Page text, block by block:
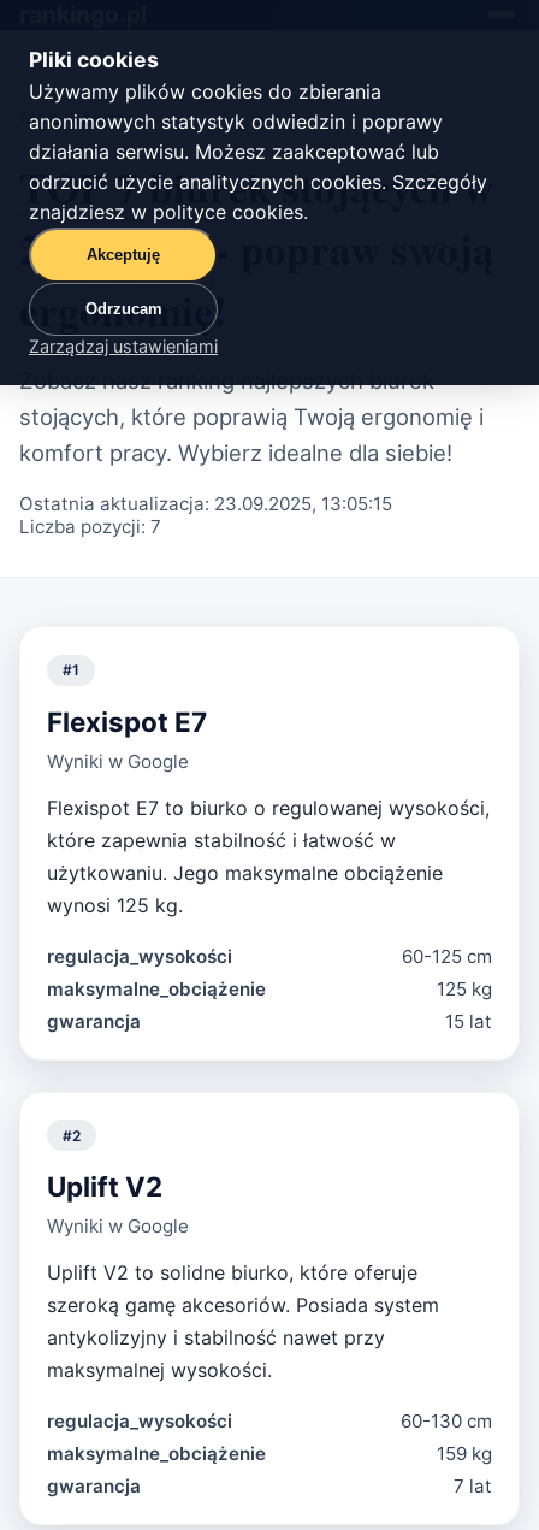
Pliki cookies
Używamy plików cookies do zbierania
anonimowych statystyk odwiedzin i poprawy
działania serwisu. Możesz zaakceptować lub
odrzucić użycie analitycznych cookies. Szczegóły
znajdziesz w polityce cookies.
Akceptuję
Odrzucam
Zarządzaj ustawieniami
Start/biuro
TOP 7 biurek stojących w
2025 roku - popraw swoją
ergonomię!
Zobacz nasz ranking najlepszych biurek
stojących, które poprawią Twoją ergonomię i
komfort pracy. Wybierz idealne dla siebie!
Ostatnia aktualizacja: 23.09.2025, 13:05:15
Liczba pozycji: 7
#1
Flexispot E7
Wyniki w Google
Flexispot E7 to biurko o regulowanej wysokości,
które zapewnia stabilność i łatwość w
użytkowaniu. Jego maksymalne obciążenie
wynosi 125 kg.
regulacja_wysokości
60-125 cm
maksymalne_obciążenie
125 kg
gwarancja
15 lat
#2
Uplift V2
Wyniki w Google
Uplift V2 to solidne biurko, które oferuje
szeroką gamę akcesoriów. Posiada system
antykolizyjny i stabilność nawet przy
maksymalnej wysokości.
regulacja_wysokości
60-130 cm
maksymalne_obciążenie
159 kg
gwarancja
7 lat